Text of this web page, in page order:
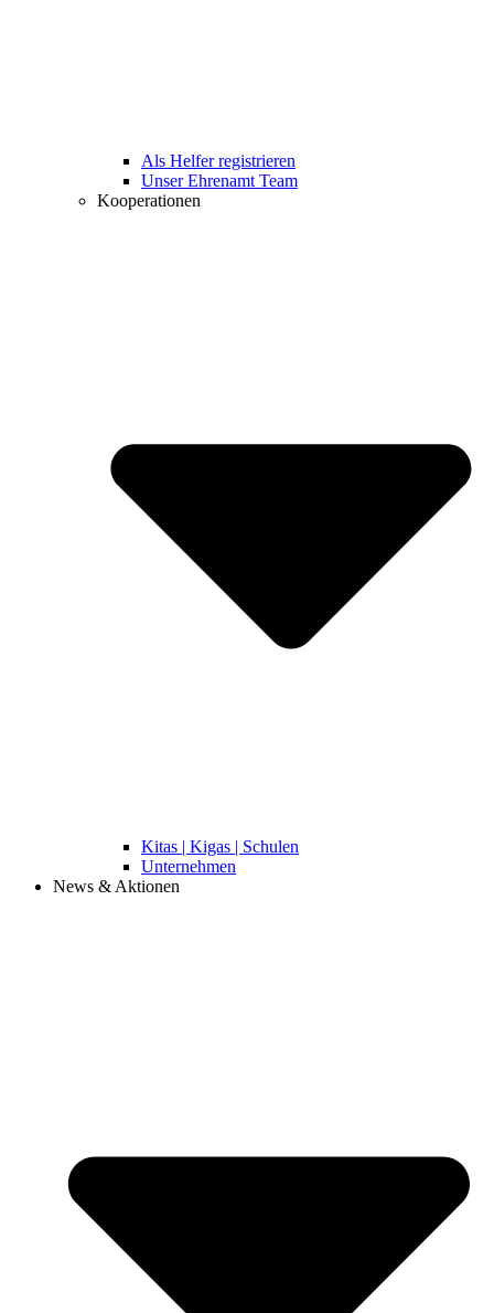
Als Helfer registrieren
Unser Ehrenamt Team
Kooperationen
Kitas | Kigas | Schulen
Unternehmen
News & Aktionen